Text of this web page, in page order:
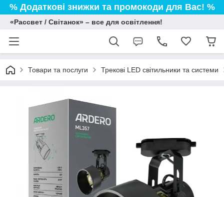
% Додаткові знижки та промокоди для Вас! %
«Рассвет / Світанок» – все для освітлення!
Товари та послуги Трекові LED світильники та системи